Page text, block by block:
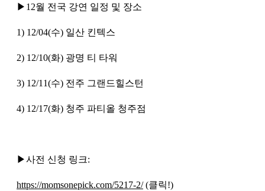
▶12월 전국 강연 일정 및 장소
1) 12/04(수) 일산 킨텍스
2) 12/10(화) 광명 티 타워
3) 12/11(수) 전주 그랜드힐스턴
4) 12/17(화) 청주 파티올 청주점
▶사전 신청 링크:
https://momsonepick.com/5217-2/(클릭!)